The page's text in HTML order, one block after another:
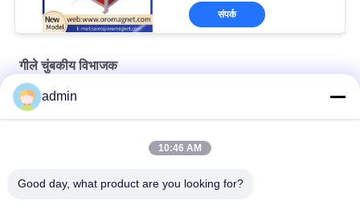
संपर्क
गीले चुंबकीय विभाजक
सिरेमिक काओलिन घोल के लिए वाटर ऑयल डबल कूलिंग वेट मैग्नेटिक सेपरेटर
admin
10:46 AM
Good day, what product are you looking for?